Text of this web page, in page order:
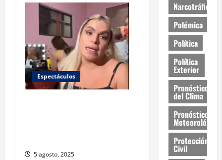
Espectáculos
5 agosto, 2025
Narcotráfico
Polémica
Política
Política
Exterior
Pronóstico
del Clima
Pronóstico
Meteorológico
Protección
Civil